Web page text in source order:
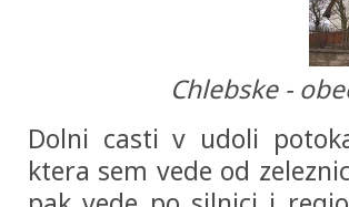
Chlebske -
Dolni casti v udoli
ktera sem vede od